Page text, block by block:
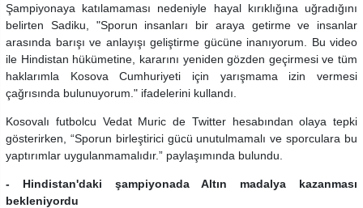
Şampiyonaya katılamaması nedeniyle hayal kırıklığına uğradığını
belirten Sadiku, "Sporun insanları bir araya getirme ve insanlar
arasında barışı ve anlayışı geliştirme gücüne inanıyorum. Bu video
ile Hindistan hükümetine, kararını yeniden gözden geçirmesi ve tüm
haklarımla Kosova Cumhuriyeti için yarışmama izin vermesi
çağrısında bulunuyorum." ifadelerini kullandı.
Kosovalı futbolcu Vedat Muric de Twitter hesabından olaya tepki
gösterirken, “Sporun birleştirici gücü unutulmamalı ve sporculara bu
yaptırımlar uygulanmamalıdır.” paylaşımında bulundu.
- Hindistan'daki şampiyonada Altın madalya kazanması
bekleniyordu